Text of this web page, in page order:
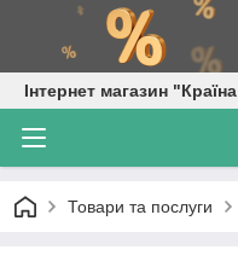
Інтернет магазин
Товари та послуги